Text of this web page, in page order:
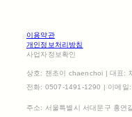
이용약관
개인정보처리방침
사업자정보확인
상호: 챈초이 chaenchoi | 대표:
전화: 0507-1491-1290 | 이메일
주소: 서울특별시 서대문구 홍연